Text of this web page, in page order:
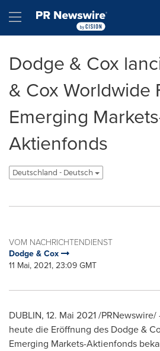
Hamburger menu
Dodge & Cox
& Cox Worldwide
Emerging
Aktienfonds
Deutschland - Deutsch
VOM NACHRICHTENDIENST
Dodge & Cox
11 Mai, 2021, 23:09 GMT
DUBLIN, 12. Mai 2021 /
heute die Eröffnung des Dodge &
Emerging Markets-Aktienfonds